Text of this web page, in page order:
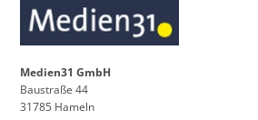
Medien31 GmbH
Baustraße 44
31785 Hameln